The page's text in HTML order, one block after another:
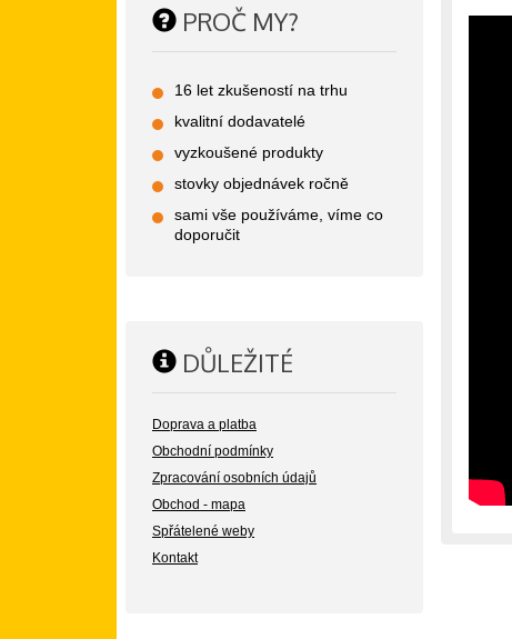
PROČ MY?
16 let zkušeností na trhu
kvalitní dodavatelé
vyzkoušené produkty
stovky objednávek ročně
sami vše používáme, víme co
doporučit
DŮLEŽITÉ
Doprava a platba
Obchodní podmínky
Zpracování osobních údajů
Obchod - mapa
Spřátelené weby
Kontakt